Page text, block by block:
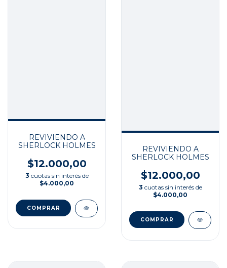
REVIVIENDO A
SHERLOCK HOLMES
$12.000,00
3 cuotas sin interés de
$4.000,00
REVIVIENDO A
SHERLOCK HOLMES
$12.000,00
3 cuotas sin interés de
$4.000,00